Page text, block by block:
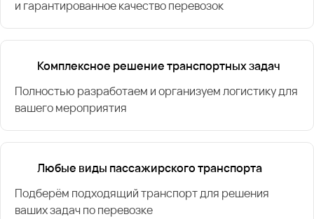
и гарантированное качество перевозок
Комплексное решение транспортных задач
Полностью разработаем и организуем логистику для
вашего мероприятия
Любые виды пассажирского транспорта
Подберём подходящий транспорт для решения
ваших задач по перевозке